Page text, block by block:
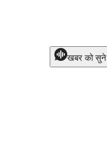
खबर को सुने